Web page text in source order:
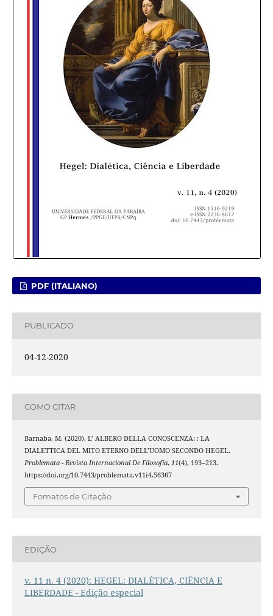
PDF (ITALIANO)
PUBLICADO
04-12-2020
COMO CITAR
Barnaba, M. (2020). L’ ALBERO DELLA CONOSCENZA: : LA
DIALETTICA DEL MITO ETERNO DELL’UOMO SECONDO HEGEL.
Problemata - Revista Internacional De Filosofia, 11(4), 193–213.
https://doi.org/10.7443/problemata.v11i4.56367
Fomatos de Citação
EDIÇÃO
v. 11 n. 4 (2020): HEGEL: DIALÉTICA, CIÊNCIA E
LIBERDADE - Edição especial